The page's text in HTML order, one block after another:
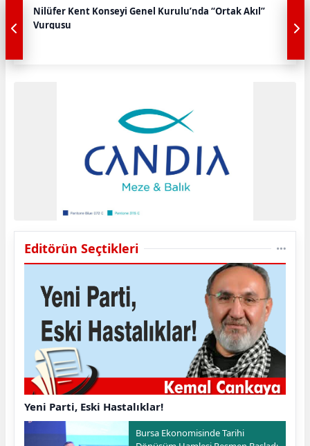
Nilüfer Kent Konseyi Genel Kurulu’nda “Ortak Akıl”
Vurgusu
Editörün Seçtikleri
Yeni Parti, Eski Hastalıklar!
Bursa Ekonomisinde Tarihi